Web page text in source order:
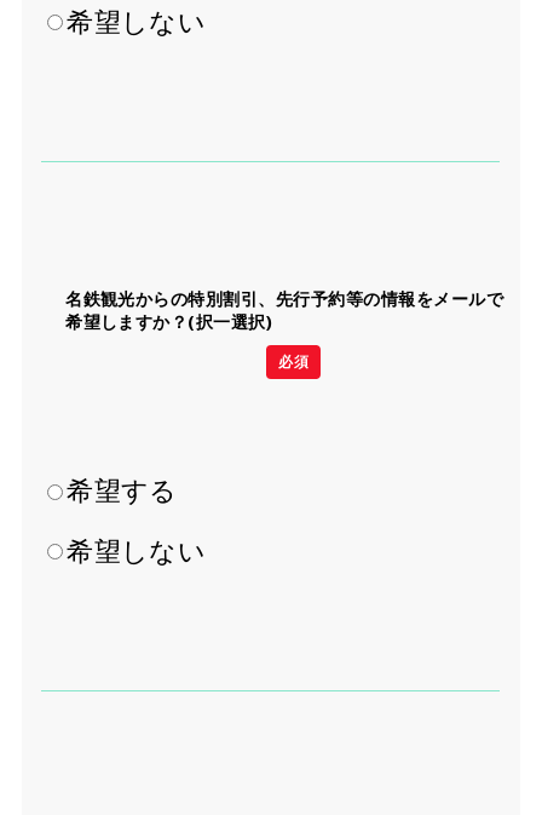
希望しない
名鉄観光からの特別割引、先行予約等の情報をメールで
希望しますか？(択一選択)
必須
希望する
希望しない